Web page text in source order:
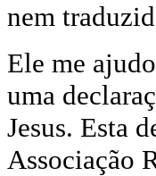
nem
Ele me
uma
Jesus. Esta
Associação